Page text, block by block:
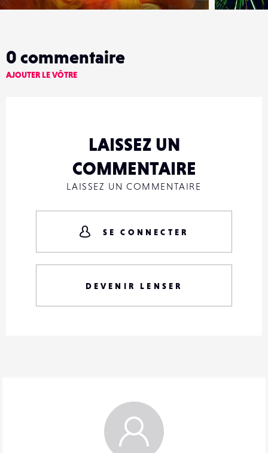
0 commentaire
AJOUTER LE VÔTRE
LAISSEZ UN
COMMENTAIRE
LAISSEZ UN COMMENTAIRE
SE CONNECTER
DEVENIR LENSER